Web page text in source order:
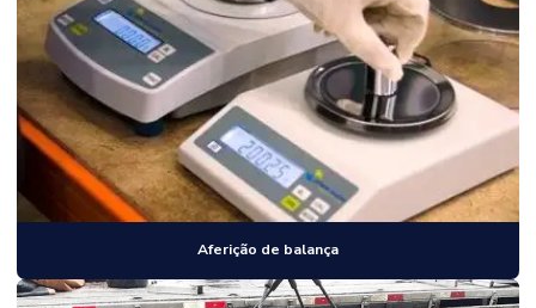
Aferição de balança